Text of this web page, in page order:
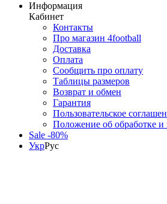
Информация
Кабинет
Контакты
Про магазин 4football
Доставка
Оплата
Сообщить про оплату
Таблицы размеров
Возврат и обмен
Гарантия
Пользовательское
Положение об обработке
Sale -80%
УкрРус